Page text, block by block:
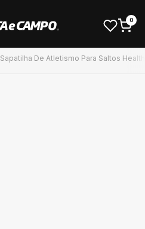
0
Sapatilha De Atletismo Para Saltos Health